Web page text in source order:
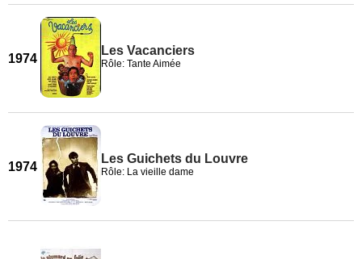
1974
Les Vacanciers
Rôle: Tante Aimée
1974
Les Guichets du Louvre
Rôle: La vieille dame